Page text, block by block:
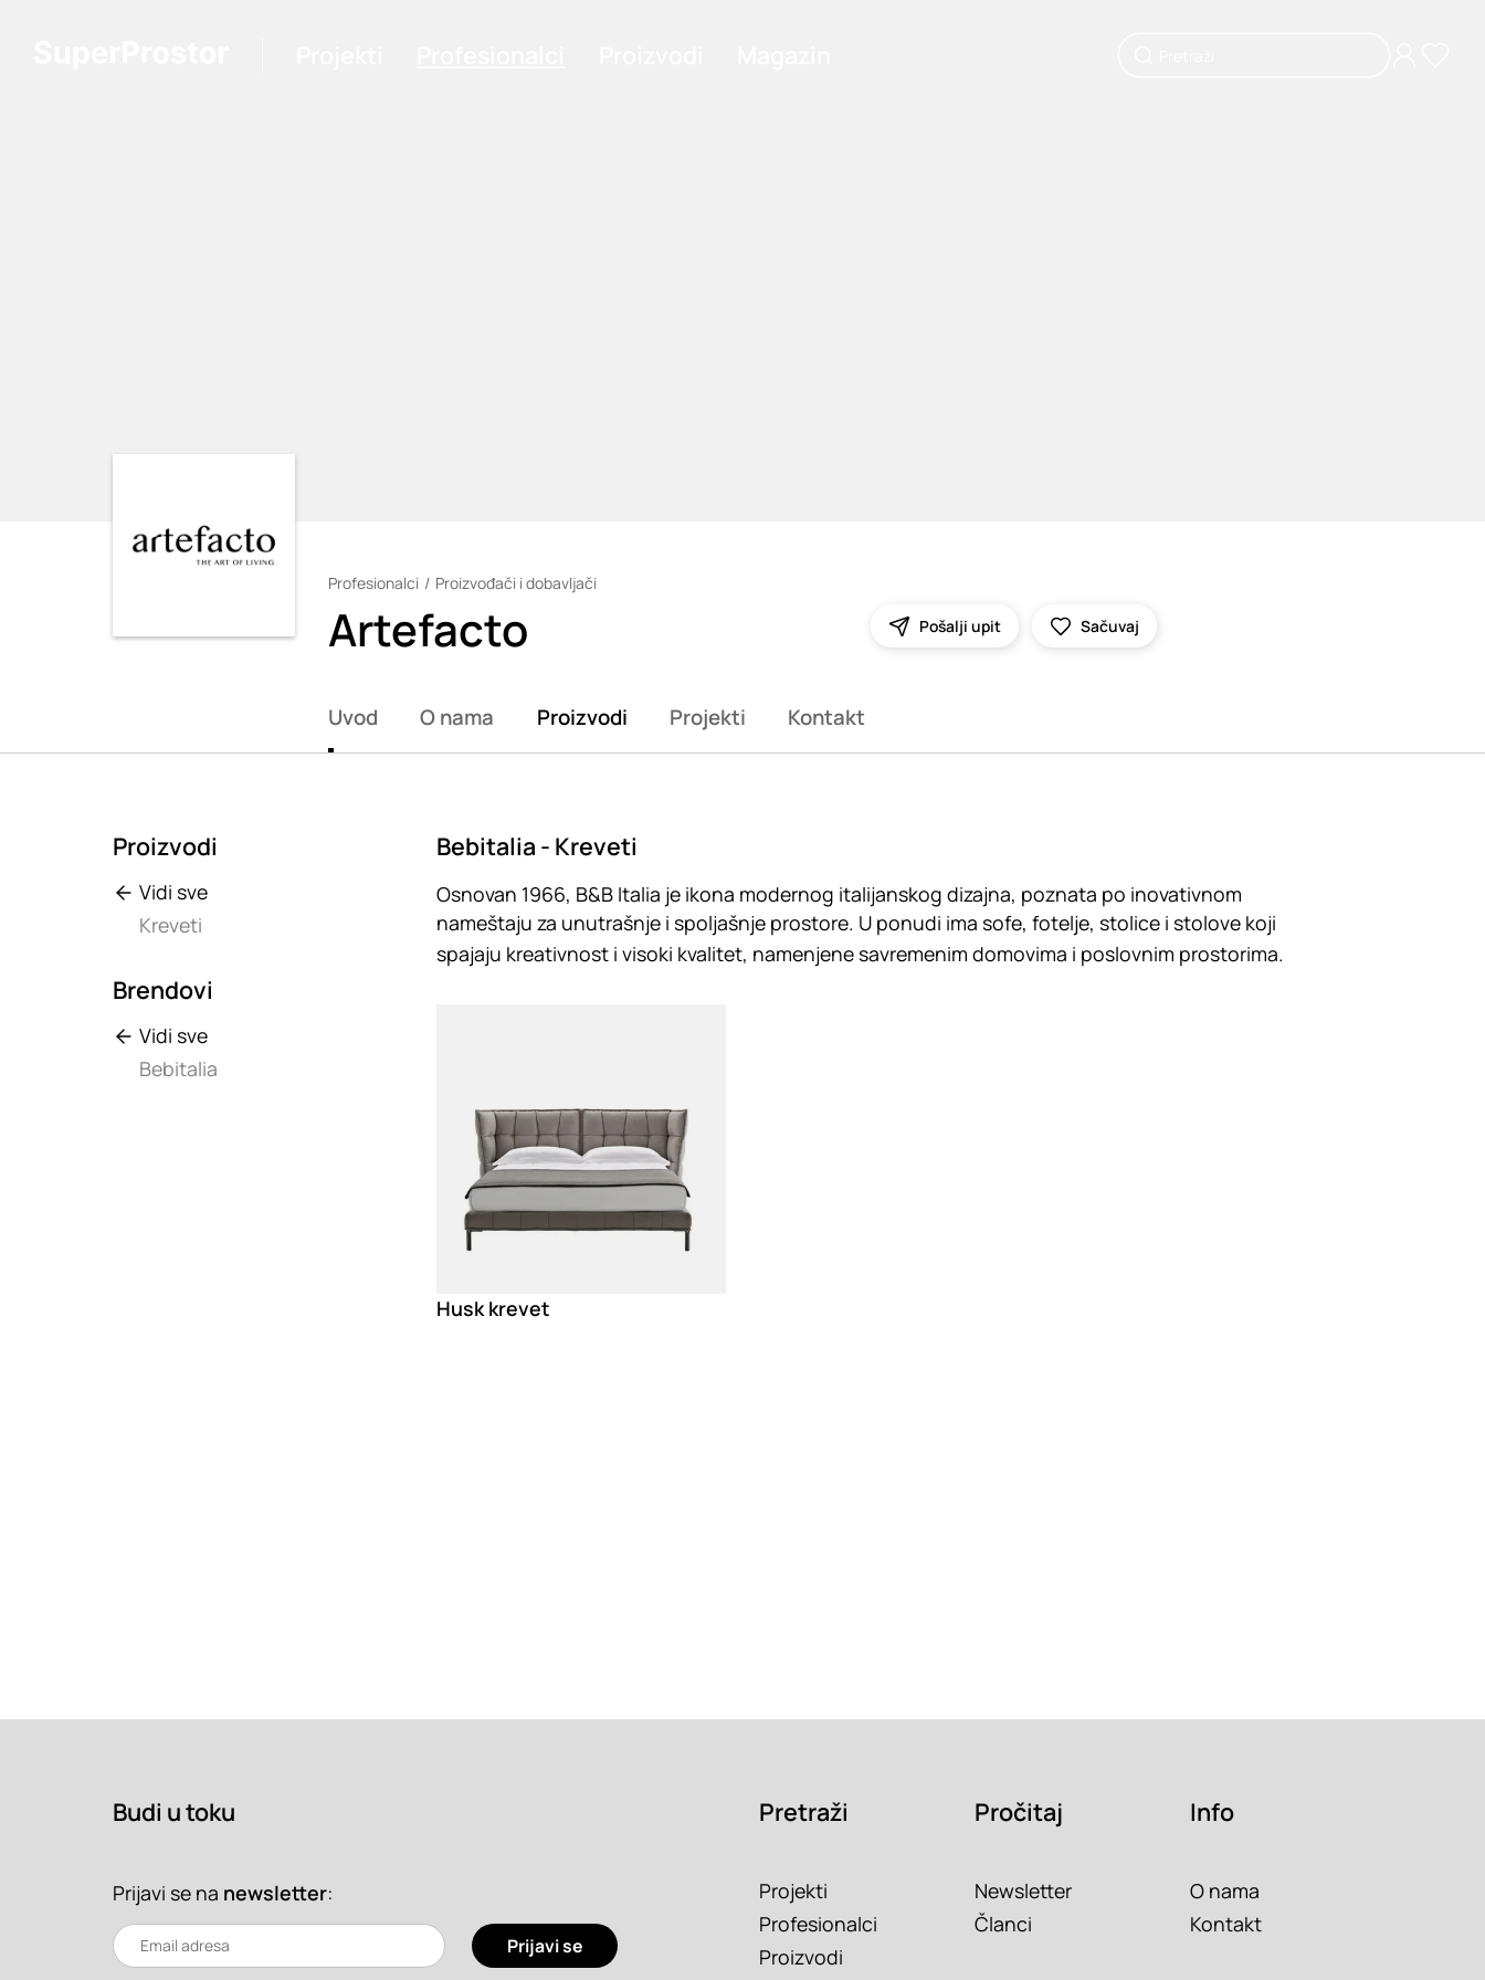
Profesionalci Proizvođači i dobavljači
Artefacto Pošalji upit Sačuvaj
Uvod O nama Proizvodi Projekti Kontakt
Proizvodi
Vidi sve
Kreveti
Brendovi
Vidi sve
Bebitalia
Bebitalia - Kreveti
Osnovan 1966, B&B Italia je ikona modernog italijanskog dizajna, poznata po inovativnom
nameštaju za unutrašnje i spoljašnje prostore. U ponudi ima sofe, fotelje, stolice i stolove koji
spajaju kreativnost i visoki kvalitet, namenjene savremenim domovima i poslovnim prostorima.
Husk krevet
Budi u toku
Prijavi se na newsletter:
Prijavi se
Pretraži
Projekti
Profesionalci
Proizvodi
Pročitaj
Newsletter
Članci
Info
O nama
Kontakt